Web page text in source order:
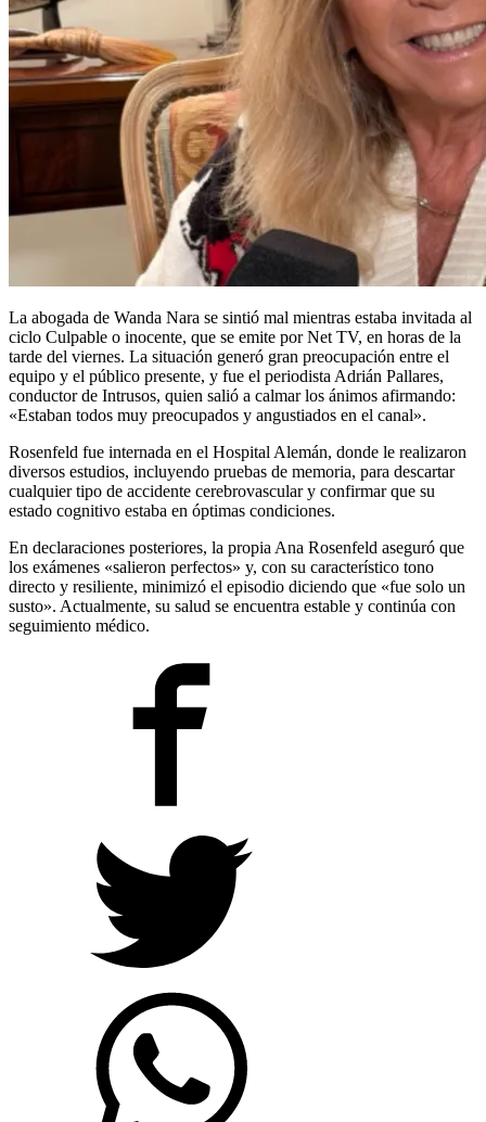
La abogada de Wanda Nara se sintió mal mientras estaba invitada al
ciclo Culpable o inocente, que se emite por Net TV, en horas de la
tarde del viernes. La situación generó gran preocupación entre el
equipo y el público presente, y fue el periodista Adrián Pallares,
conductor de Intrusos, quien salió a calmar los ánimos afirmando:
«Estaban todos muy preocupados y angustiados en el canal».
Rosenfeld fue internada en el Hospital Alemán, donde le realizaron
diversos estudios, incluyendo pruebas de memoria, para descartar
cualquier tipo de accidente cerebrovascular y confirmar que su
estado cognitivo estaba en óptimas condiciones.
En declaraciones posteriores, la propia Ana Rosenfeld aseguró que
los exámenes «salieron perfectos» y, con su característico tono
directo y resiliente, minimizó el episodio diciendo que «fue solo un
susto». Actualmente, su salud se encuentra estable y continúa con
seguimiento médico.